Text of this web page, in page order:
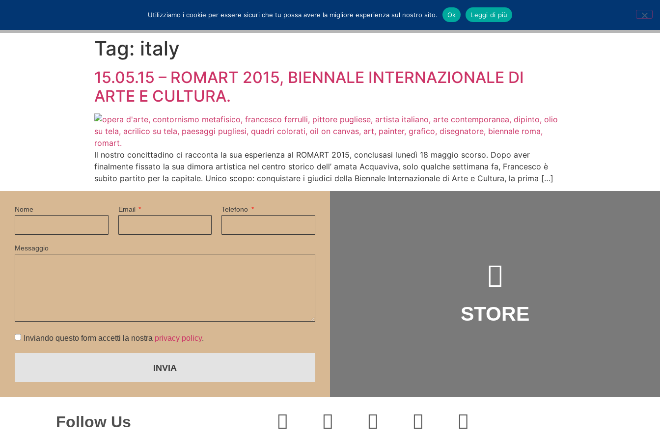
Tag: italy
15.05.15 – ROMART 2015, BIENNALE INTERNAZIONALE DI
ARTE E CULTURA.
Il nostro concittadino ci racconta la sua esperienza al ROMART 2015, conclusasi lunedì 18 maggio scorso. Dopo aver
finalmente fissato la sua dimora artistica nel centro storico dell’ amata Acquaviva, solo qualche settimana fa, Francesco è
subito partito per la capitale. Unico scopo: conquistare i giudici della Biennale Internazionale di Arte e Cultura, la prima […]
Nome Email Telefono
Messaggio
Inviando questo form accetti la nostra privacy policy.
INVIA
STORE
Follow Us
Utilizziamo i cookie per essere sicuri che tu possa avere la migliore esperienza sul nostro sito. Ok Leggi di più